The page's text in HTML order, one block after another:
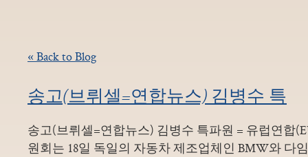
« Back to Blog
송고(브뤼셀=연합뉴스) 김병수 특
송고(브뤼셀=연합뉴스) 김병수 특파원 = 유럽연합
원회는 18일 독일의 자동차 제조업체인 BMW와 다